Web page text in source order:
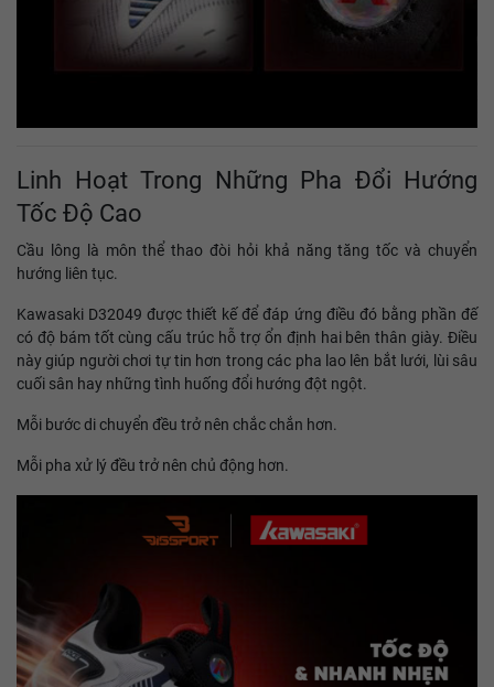
Linh Hoạt Trong Những Pha Đổi Hướng
Tốc Độ Cao
Cầu lông là môn thể thao đòi hỏi khả năng tăng tốc và chuyển
hướng liên tục.
Kawasaki D32049 được thiết kế để đáp ứng điều đó bằng phần đế
có độ bám tốt cùng cấu trúc hỗ trợ ổn định hai bên thân giày. Điều
này giúp người chơi tự tin hơn trong các pha lao lên bắt lưới, lùi sâu
cuối sân hay những tình huống đổi hướng đột ngột.
Mỗi bước di chuyển đều trở nên chắc chắn hơn.
Mỗi pha xử lý đều trở nên chủ động hơn.